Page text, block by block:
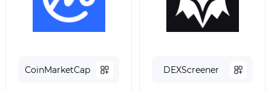
СoinMarketCap DEXScreener